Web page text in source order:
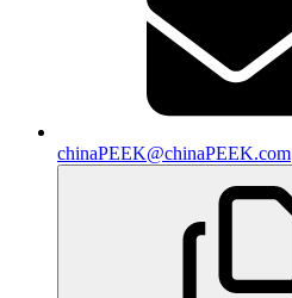
chinaPEEK@chinaPEEK.com